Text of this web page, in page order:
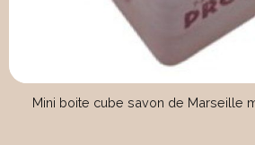
Mini boite cube savon de Marseille